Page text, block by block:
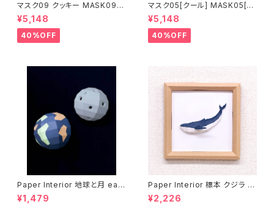
マスク09 クッキー MASK09
“COOKIE”
¥5,148
40%OFF
マスク05[クール] MASK05[C
OOL]
¥5,148
40%OFF
Paper Interior 地球と月 eart
h and moon
¥1,479
Paper Interior 標本 クジラ s
pecimen whale
¥2,226